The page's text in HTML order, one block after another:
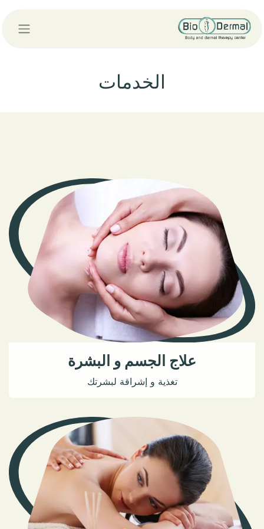
الخدمات
علاج الجسم و البشرة
تغذية و إشراقة لبشرتك